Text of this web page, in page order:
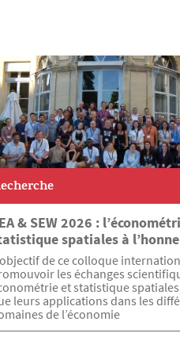
& SEW 2026 :
spatiales à
de ce colloque
les échanges
et statistique
leurs applications dans les
de l’économie